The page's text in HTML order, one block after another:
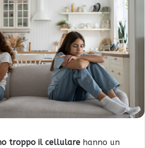
troppo il cellulare hanno un